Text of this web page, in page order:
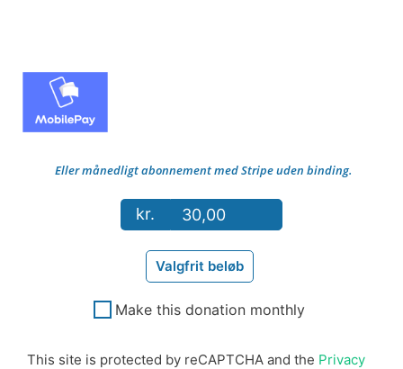
Eller månedligt abonnement med Stripe uden binding.
kr.
Valgfrit beløb
Make this donation monthly
This site is protected by reCAPTCHA and the Privacy